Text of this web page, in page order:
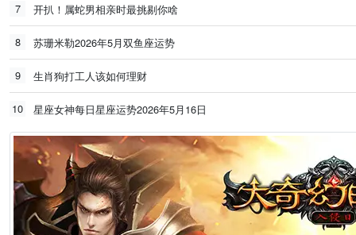
7 开扒！属蛇男相亲时最挑剔你啥
8 苏珊米勒2026年5月双鱼座运势
9 生肖狗打工人该如何理财
10 星座女神每日星座运势2026年5月16日